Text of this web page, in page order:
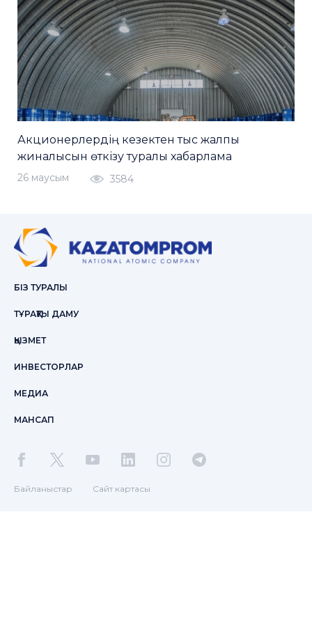
Акционерлердің кезектен тыс жалпы
жиналысын өткізу туралы хабарлама
26 маусым 3584
БІЗ ТУРАЛЫ
ТҰРАҚТЫ ДАМУ
ҚЫЗМЕТ
ИНВЕСТОРЛАР
МЕДИА
МАНСАП
Байланыстар Сайт картасы